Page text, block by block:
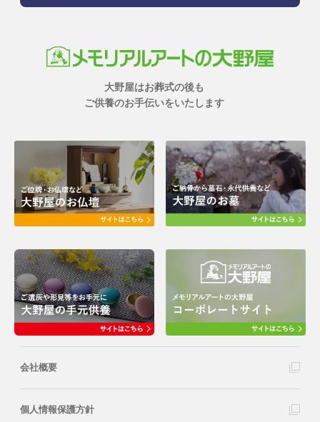
大野屋はお葬式の後も
ご供養のお手伝いをいたします
会社概要
個人情報保護方針